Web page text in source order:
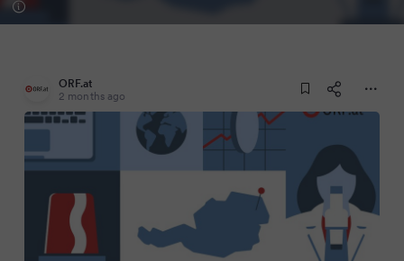
ORF.at
2 months ago